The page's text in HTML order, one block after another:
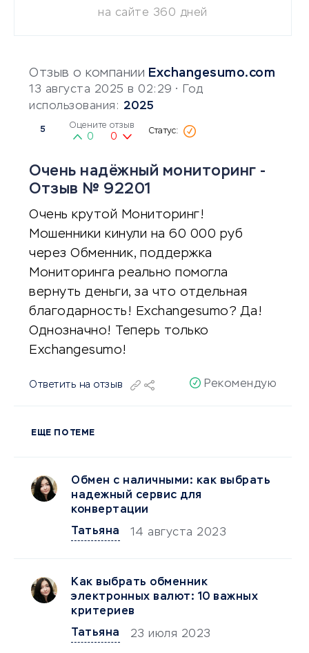
Отзыв о компании Exchangesumo.com
13 августа 2025 в 02:29 • Год
использования: 2025
5 Оцените отзыв
0 0
Очень надёжный мониторинг -
Отзыв № 92201
Очень крутой Мониторинг!
Мошенники кинули на 60 000 руб
через Обменник, поддержка
Мониторинга реально помогла
вернуть деньги, за что отдельная
благодарность! Exchangesumo? Да!
Однозначно! Теперь только
Exchangesumo!
Ответить на отзыв Рекомендую
ЕЩЕ ПО ТЕМЕ
Обмен с наличными: как выбрать
надежный сервис для
конвертации
Татьяна
14 августа 2023
Как выбрать обменник
электронных валют: 10 важных
критериев
Татьяна
23 июля 2023
на сайте 360 дней